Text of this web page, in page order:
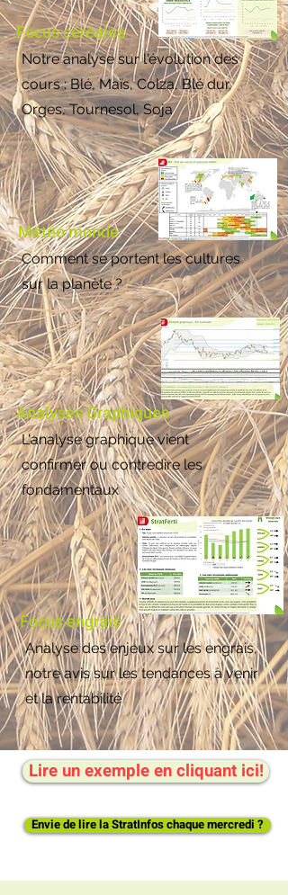
Focus céréales
Notre analyse sur l'évolution des
cours : Blé, Maïs, Colza, Blé dur,
Orges, Tournesol, Soja
Météo monde
Comment se portent les cultures
sur la planète ?
Analyses Graphiques
L'analyse graphique vient
confirmer ou contredire les
fondamentaux
Focus engrais
Analyse des enjeux sur les engrais,
notre avis sur les tendances à venir
et la rentabilité
Lire un exemple en cliquant ici!
Envie de lire la StratInfos chaque mercredi ?